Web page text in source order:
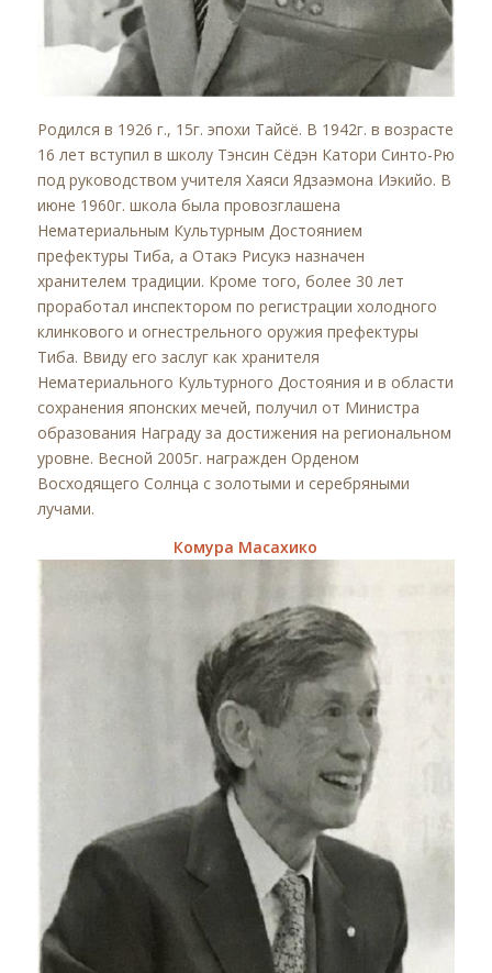
Родился в 1926 г., 15г. эпохи Тайсё. В 1942г. в возрасте
16 лет вступил в школу Тэнсин Сёдэн Катори Синто-Рю
под руководством учителя Хаяси Ядзаэмона Иэкийо. В
июне 1960г. школа была провозглашена
Нематериальным Культурным Достоянием
префектуры Тиба, а Отакэ Рисукэ назначен
хранителем традиции. Кроме того, более 30 лет
проработал инспектором по регистрации холодного
клинкового и огнестрельного оружия префектуры
Тиба. Ввиду его заслуг как хранителя
Нематериального Культурного Достояния и в области
сохранения японских мечей, получил от Министра
образования Награду за достижения на региональном
уровне. Весной 2005г. награжден Орденом
Восходящего Солнца с золотыми и серебряными
лучами.
Комура Масахико